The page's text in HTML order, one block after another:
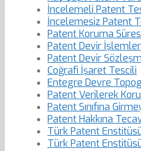
İncelemeli Patent
İncelemesiz Patent
Patent Koruma
Patent Devir
Patent Devir
Coğrafi İşaret Tescili
Entegre Devre
Patent Verilerek
Patent Sınıfına
Patent Hakkına
Türk Patent
Türk Patent